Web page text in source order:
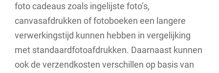
foto cadeaus zoals ingelijste foto’s,
canvasafdrukken of fotoboeken een langere
verwerkingstijd kunnen hebben in vergelijking
met standaardfotoafdrukken. Daarnaast kunnen
ook de verzendkosten verschillen op basis van